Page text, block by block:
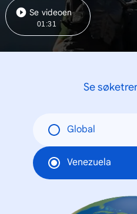
Se videoen
01:31
Se
Global
Venezuela